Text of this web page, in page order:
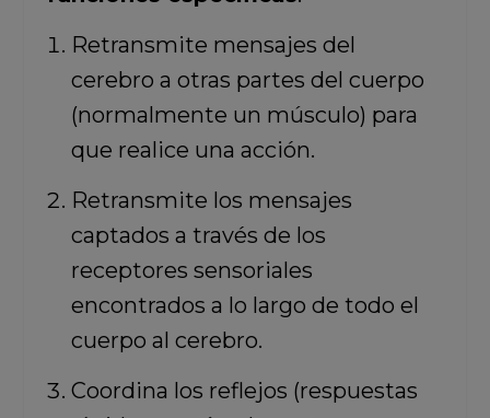
Retransmite mensajes del
cerebro a otras partes del cuerpo
(normalmente un músculo) para
que realice una acción.
Retransmite los mensajes
captados a través de los
receptores sensoriales
encontrados a lo largo de todo el
cuerpo al cerebro.
Coordina los reflejos (respuestas